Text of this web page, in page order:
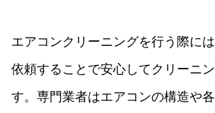
エアコンクリーニングを行う際に
依頼することで安心してクリーニ
す。専門業者はエアコンの構造や